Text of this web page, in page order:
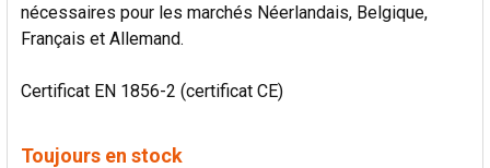
nécessaires pour les marchés Néerlandais, Belgique,
Français et Allemand.
Certificat EN 1856-2 (certificat CE)
Toujours en stock